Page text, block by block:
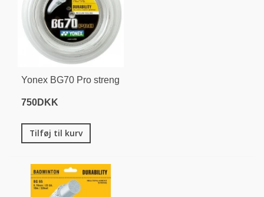
Yonex BG70 Pro streng
750DKK
Tilføj til kurv